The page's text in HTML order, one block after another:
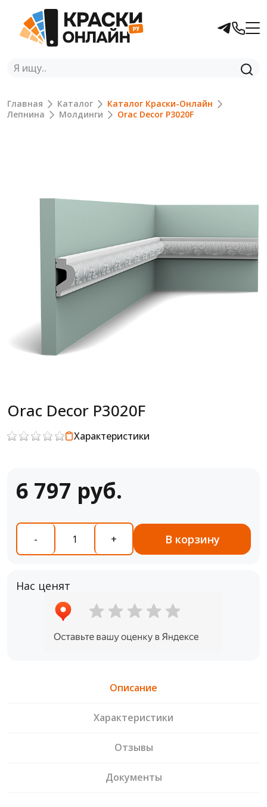
Главная Каталог
Каталог Краски-Онлайн
Лепнина
Молдинги Orac Decor P3020F
Orac Decor P3020F
Характеристики
6 797 руб.
- + В корзину
Нас ценят
Описание
Характеристики
Отзывы
Документы